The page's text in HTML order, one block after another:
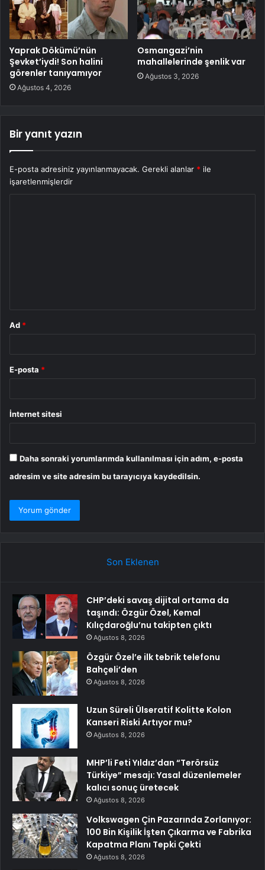
Yaprak Dökümü’nün
Şevket’iydi! Son halini
görenler tanıyamıyor
Ağustos 4, 2026
Osmangazi’nin
mahallelerinde şenlik var
Ağustos 3, 2026
Bir yanıt yazın
E-posta adresiniz yayınlanmayacak. Gerekli alanlar * ile
işaretlenmişlerdir
Ad *
E-posta *
İnternet sitesi
Daha sonraki yorumlarımda kullanılması için adım, e-posta
adresim ve site adresim bu tarayıcıya kaydedilsin.
Son Eklenen
CHP’deki savaş dijital ortama da
taşındı: Özgür Özel, Kemal
Kılıçdaroğlu’nu takipten çıktı
Ağustos 8, 2026
Özgür Özel’e ilk tebrik telefonu
Bahçeli’den
Ağustos 8, 2026
Uzun Süreli Ülseratif Kolitte Kolon
Kanseri Riski Artıyor mu?
Ağustos 8, 2026
MHP’li Feti Yıldız’dan “Terörsüz
Türkiye” mesajı: Yasal düzenlemeler
kalıcı sonuç üretecek
Ağustos 8, 2026
Volkswagen Çin Pazarında Zorlanıyor:
100 Bin Kişilik İşten Çıkarma ve Fabrika
Kapatma Planı Tepki Çekti
Ağustos 8, 2026